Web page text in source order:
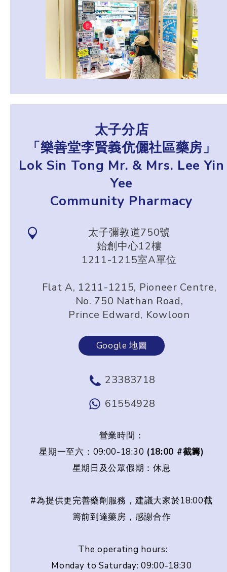
太子分店
「樂善堂李賢義伉儷社區藥房」
Lok Sin Tong Mr. & Mrs. Lee Yin
Yee
Community Pharmacy
太子彌敦道750號
始創中心12樓
1211-1215室A單位
Flat A, 1211-1215, Pioneer Centre,
No. 750 Nathan Road,
Prince Edward, Kowloon
Google 地圖
23383718
61554928
營業時間：
星期一至六：09:00-18:30 (18:00 #截籌)
星期日及公眾假期：休息
#為提供更完善藥劑服務，建議大家於18:00截
籌前到達藥房，感謝合作
The operating hours:
Monday to Saturday: 09:00-18:30